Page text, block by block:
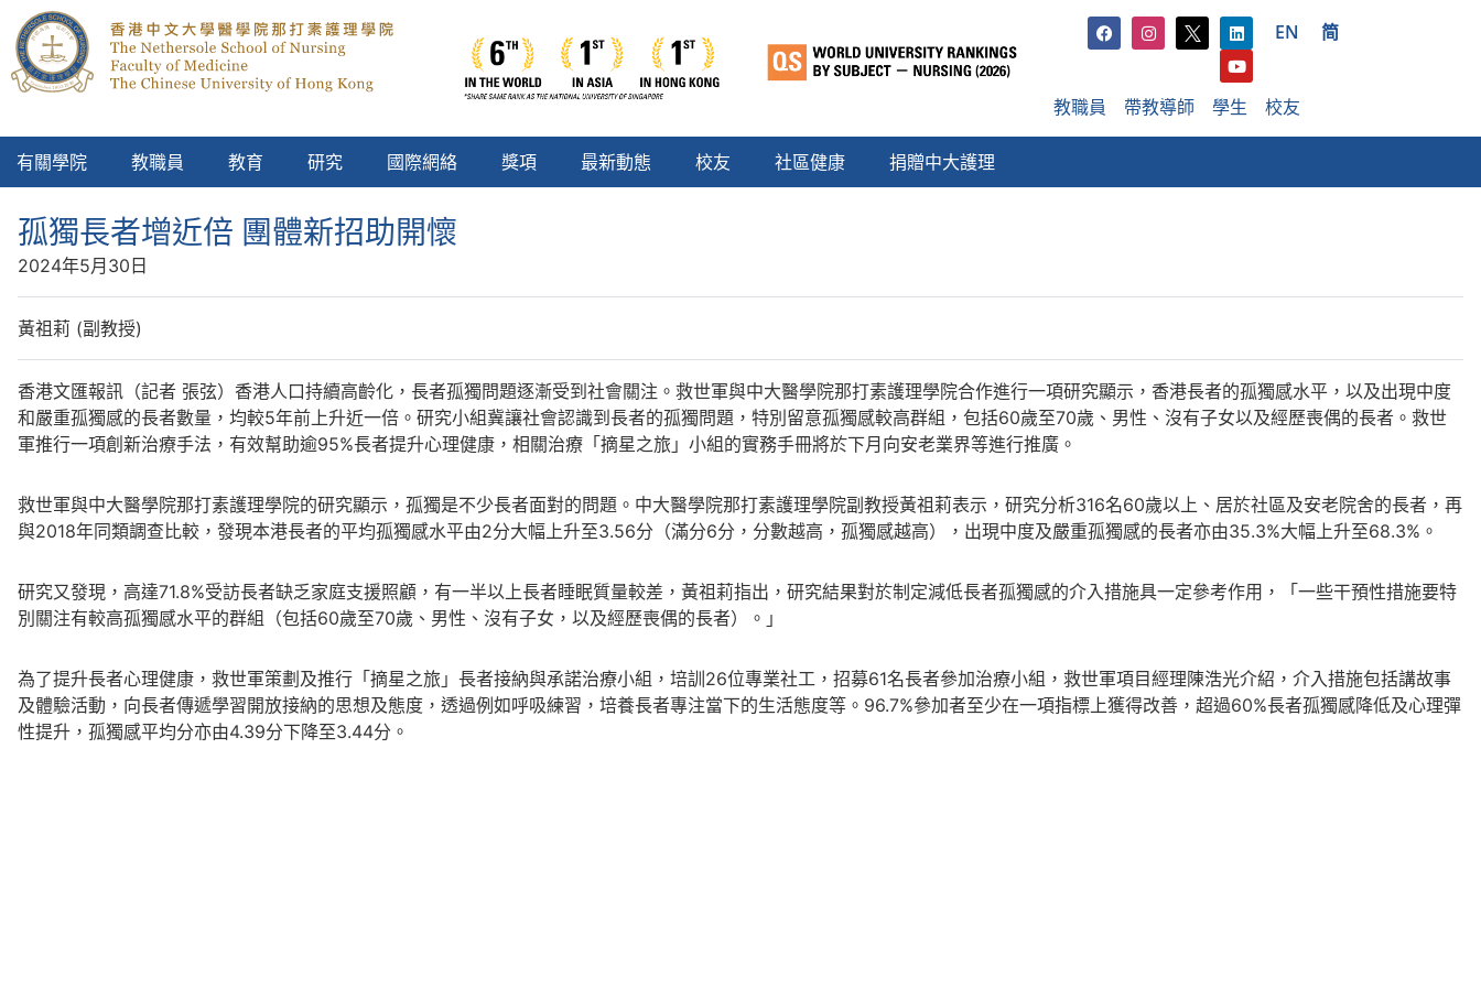
EN 简
教職員 帶教導師 學生 校友
有關學院 教職員 教育 研究 國際網絡 獎項 最新動態 校友 社區健康 捐贈中大護理
孤獨長者增近倍 團體新招助開懷
2024年5月30日
黃祖莉 (副教授)
香港文匯報訊（記者 張弦）香港人口持續高齡化，長者孤獨問題逐漸受到社會關注。救世軍與中大醫學院那打素護理學院合作進行一項研究顯示，香港長者的孤獨感水平，以及出現中度
和嚴重孤獨感的長者數量，均較5年前上升近一倍。研究小組冀讓社會認識到長者的孤獨問題，特別留意孤獨感較高群組，包括60歲至70歲、男性、沒有子女以及經歷喪偶的長者。救世
軍推行一項創新治療手法，有效幫助逾95%長者提升心理健康，相關治療「摘星之旅」小組的實務手冊將於下月向安老業界等進行推廣。
救世軍與中大醫學院那打素護理學院的研究顯示，孤獨是不少長者面對的問題。中大醫學院那打素護理學院副教授黃祖莉表示，研究分析316名60歲以上、居於社區及安老院舍的長者，再
與2018年同類調查比較，發現本港長者的平均孤獨感水平由2分大幅上升至3.56分（滿分6分，分數越高，孤獨感越高），出現中度及嚴重孤獨感的長者亦由35.3%大幅上升至68.3%。
研究又發現，高達71.8%受訪長者缺乏家庭支援照顧，有一半以上長者睡眠質量較差，黃祖莉指出，研究結果對於制定減低長者孤獨感的介入措施具一定參考作用，「一些干預性措施要特
別關注有較高孤獨感水平的群組（包括60歲至70歲、男性、沒有子女，以及經歷喪偶的長者）。」
為了提升長者心理健康，救世軍策劃及推行「摘星之旅」長者接納與承諾治療小組，培訓26位專業社工，招募61名長者參加治療小組，救世軍項目經理陳浩光介紹，介入措施包括講故事
及體驗活動，向長者傳遞學習開放接納的思想及態度，透過例如呼吸練習，培養長者專注當下的生活態度等。96.7%參加者至少在一項指標上獲得改善，超過60%長者孤獨感降低及心理彈
性提升，孤獨感平均分亦由4.39分下降至3.44分。